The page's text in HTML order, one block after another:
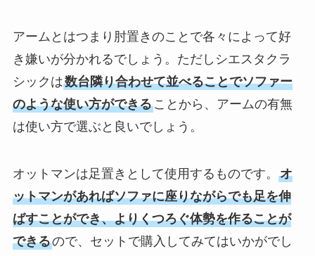
アームとはつまり肘置きのことで各々によって好
き嫌いが分かれるでしょう。ただしシエスタクラ
シックは数台隣り合わせて並べることでソファー
のような使い方ができることから、アームの有無
は使い方で選ぶと良いでしょう。
オットマンは足置きとして使用するものです。 オ
ットマンがあればソファに座りながらでも足を伸
ばすことができ、よりくつろぐ体勢を作ることが
できるので、セットで購入してみてはいかがでし